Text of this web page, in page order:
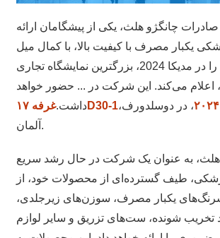
چانگژو هلث، یکی از پیشگامان ارائه
یکبار مصرف با کیفیت بالا، با کمال میل
مشارکت خود را در مدیکا 2024، بزرگترین نمایشگاه تجاری
اعلام می‌کند. این شرکت در ... حضور خواهد
داشت.غرفه ۱۷D30-1، در دوسلدورف،
آلمان.
به عنوان یک شرکت در حال رشد سریع
طیف گسترده‌ای از محصولات خود، از
یکبار مصرف، سوزن‌های زیرجلدی،
شونده، ست‌های تزریق و سایر لوازم